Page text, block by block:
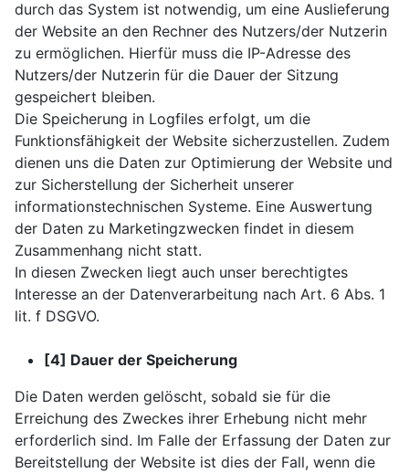
durch das System ist notwendig, um eine Auslieferung
der Website an den Rechner des Nutzers/der Nutzerin
zu ermöglichen. Hierfür muss die IP-Adresse des
Nutzers/der Nutzerin für die Dauer der Sitzung
gespeichert bleiben.
Die Speicherung in Logfiles erfolgt, um die
Funktionsfähigkeit der Website sicherzustellen. Zudem
dienen uns die Daten zur Optimierung der Website und
zur Sicherstellung der Sicherheit unserer
informationstechnischen Systeme. Eine Auswertung
der Daten zu Marketingzwecken findet in diesem
Zusammenhang nicht statt.
In diesen Zwecken liegt auch unser berechtigtes
Interesse an der Datenverarbeitung nach Art. 6 Abs. 1
lit. f DSGVO.
[4] Dauer der Speicherung
Die Daten werden gelöscht, sobald sie für die
Erreichung des Zweckes ihrer Erhebung nicht mehr
erforderlich sind. Im Falle der Erfassung der Daten zur
Bereitstellung der Website ist dies der Fall, wenn die